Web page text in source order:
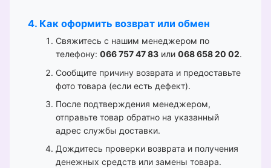
4. Как оформить возврат или обмен
Свяжитесь с нашим менеджером по
телефону: 066 757 47 83 или 068 658 20 02.
Сообщите причину возврата и предоставьте
фото товара (если есть дефект).
После подтверждения менеджером,
отправьте товар обратно на указанный
адрес службы доставки.
Дождитесь проверки возврата и получения
денежных средств или замены товара.